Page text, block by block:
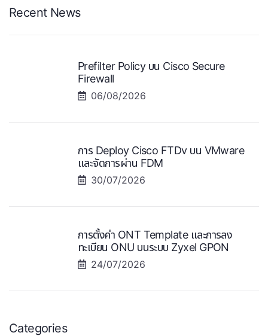
Recent News
Prefilter Policy บน Cisco Secure
Firewall
06/08/2026
การ Deploy Cisco FTDv บน VMware
และจัดการผ่าน FDM
30/07/2026
การตั้งค่า ONT Template และการลง
ทะเบียน ONU บนระบบ Zyxel GPON
24/07/2026
Categories